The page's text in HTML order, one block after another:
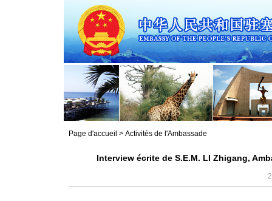
Page d'accueil > Activités de l'Ambassade
Interview écrite de S.E.M. LI Zhigang,